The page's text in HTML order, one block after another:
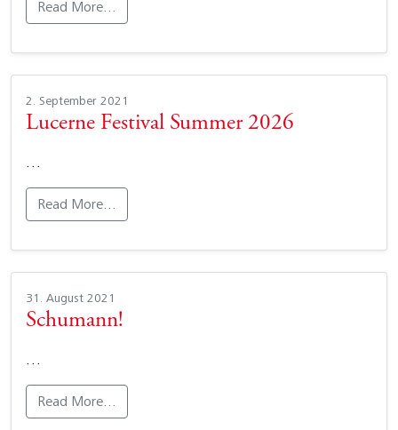
Read More…
2. September 2021
Lucerne Festival Summer 2026
…
Read More…
31. August 2021
Schumann!
…
Read More…